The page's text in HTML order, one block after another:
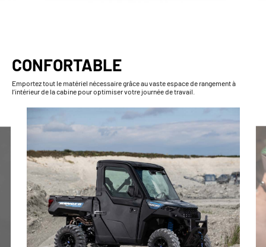
CONFORTABLE
Emportez tout le matériel nécessaire grâce au vaste espace de rangement à
l’intérieur de la cabine pour optimiser votre journée de travail.